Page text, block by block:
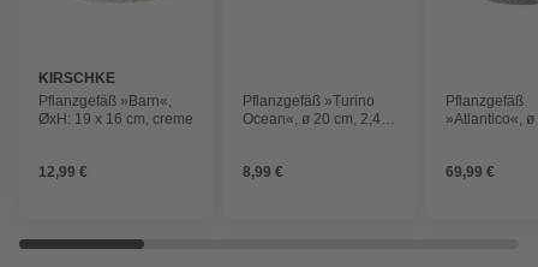
KIRSCHKE
Pflanzgefäß »Barn«,
ØxH: 19 x 16 cm, creme
12,99 €
Pflanzgefäß »Turino
Ocean«, ø 20 cm, 2,4 l
8,99 €
Pflanzgefäß
»Atlantico«, ø
69,99 €